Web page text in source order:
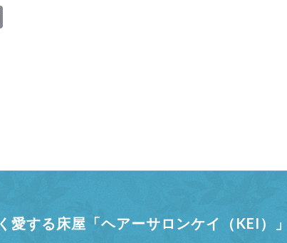
愛する床屋「ヘアーサロンケイ（KEI）」